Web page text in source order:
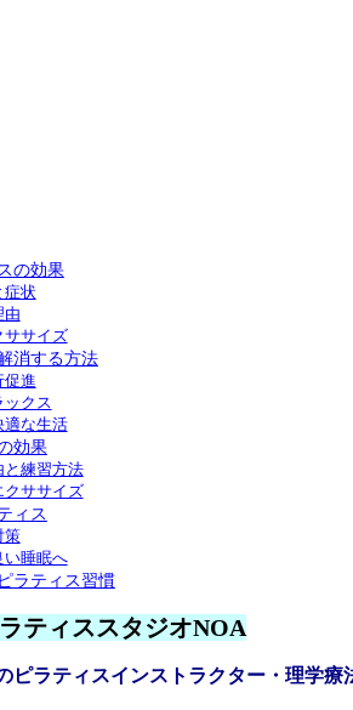
の効果
症状
由
ササイズ
消する方法
促進
クス
適な生活
効果
と練習方法
クササイズ
ィス
策
い睡眠へ
ラティス習慣
ティススタジオNOA
ピラティスインストラクター・理学療